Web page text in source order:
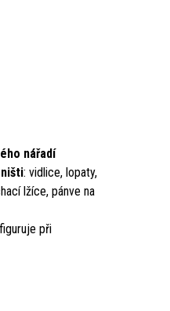
nářadí
: vidlice, lopaty,
lžíce, pánve na
při